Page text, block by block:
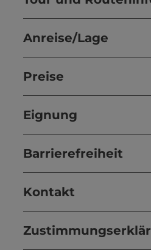
Anreise/Lage
Preise
Eignung
Barrierefreiheit
Kontakt